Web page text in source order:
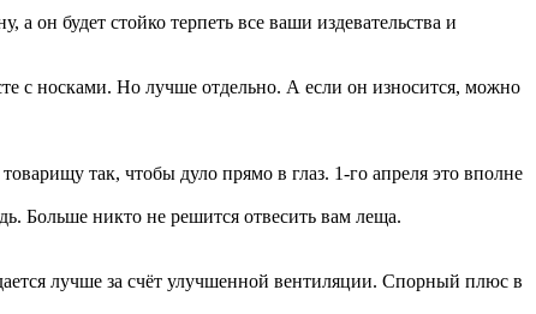
он будет стойко терпеть все ваши издевательства и
с носками. Но лучше отдельно. А если он износится, можно
так, чтобы дуло прямо в глаз. 1-го апреля это вполне
Больше никто не решится отвесить вам леща.
лучше за счёт улучшенной вентиляции. Спорный плюс в